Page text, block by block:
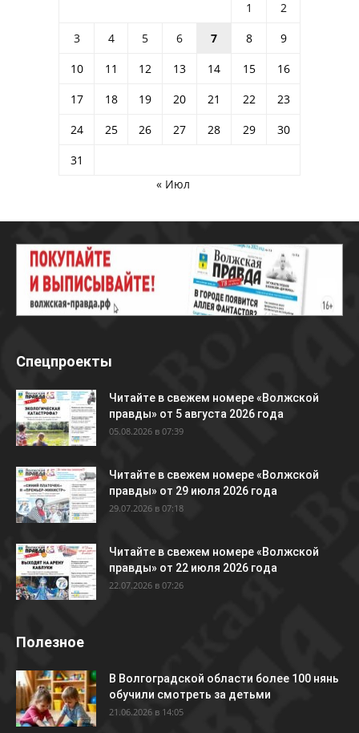
1
2
3
4 5 6 7 8
9
10
11 12 13 14 15
16
17
18 19 20 21 22
23
24
25 26 27 28 29
30
31
« Июл
Спецпроекты
Читайте в свежем номере «Волжской
правды» от 5 августа 2026 года
05.08.2026 в 07:39
Читайте в свежем номере «Волжской
правды» от 29 июля 2026 года
29.07.2026 в 07:18
Читайте в свежем номере «Волжской
правды» от 22 июля 2026 года
22.07.2026 в 07:26
Полезное
В Волгоградской области более 100 нянь
обучили смотреть за детьми
21.06.2026 в 14:05